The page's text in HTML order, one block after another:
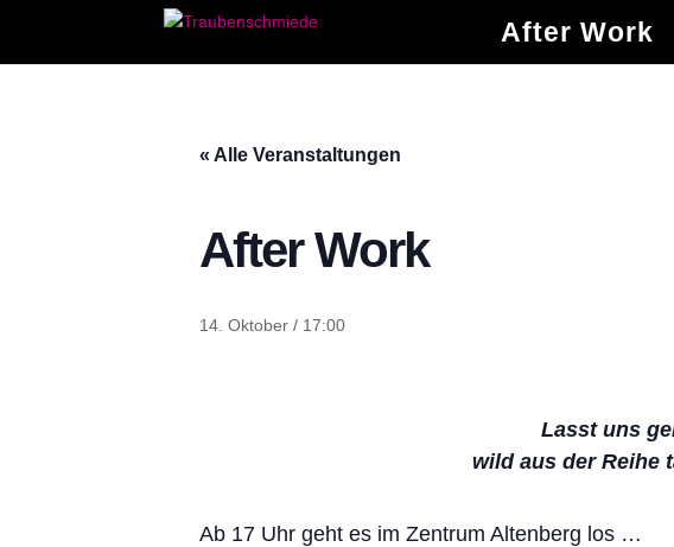
After Work
« Alle Veranstaltungen
After Work
14. Oktober / 17:00
Lasst uns
wild aus der Reihe
Ab 17 Uhr geht es im Zentrum Altenberg los …